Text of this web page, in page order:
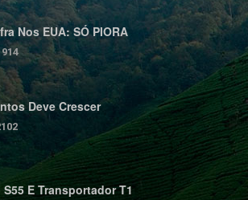
Nos EUA: SÓ PIORA
Deve Crescer
E Transportador T1